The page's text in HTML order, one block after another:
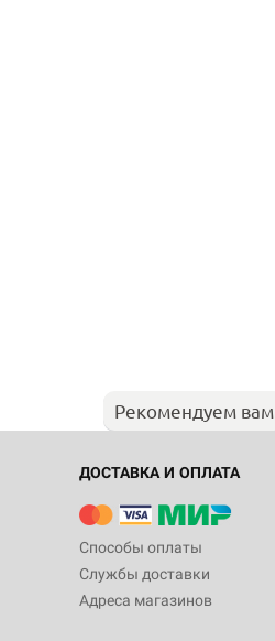
Рекомендуем вам
ДОСТАВКА И ОПЛАТА
Способы оплаты
Службы доставки
Адреса магазинов